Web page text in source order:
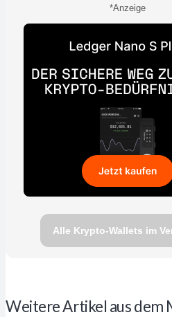
*Anzeige
Alle Krypto-Wallets im
Weitere Artikel aus dem